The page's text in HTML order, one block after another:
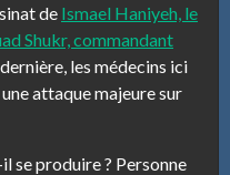
de Ismael Haniyeh, le
Shukr, commandant
les médecins ici
attaque majeure sur
se produire ? Personne